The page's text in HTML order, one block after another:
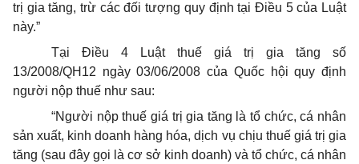
trị gia tăng, trừ các đối tượng quy định tại Điều 5 của Luật
này.”
Tại Điều 4 Luật thuế giá trị gia tăng số
13/2008/QH12 ngày 03/06/2008 của Quốc hội quy định
người nộp thuế như sau:
“Người nộp thuế giá trị gia tăng là tổ chức, cá nhân
sản xuất, kinh doanh hàng hóa, dịch vụ chịu thuế giá trị gia
tăng (sau đây gọi là cơ sở kinh doanh) và tổ chức, cá nhân